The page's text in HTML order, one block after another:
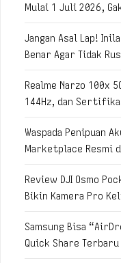
Mulai 1 Juli 2026,
Jangan Asal Lap!
Benar Agar Tidak
Realme Narzo 100x
144Hz, dan
Waspada Penipuan
Marketplace Resmi
Review DJI Osmo
Bikin Kamera Pro
Samsung Bisa
Quick Share